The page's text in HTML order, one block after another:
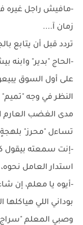
-مافيش راجل غيره
زمان آ....
تردد قبل أن يتابع
-الحاج "بدير" وابنه
على أول السوق
النظر في وجه
مدى الغضب العارم
تساءل "محرز" بلهجةٍ
-إنت سمعته بيقول
استدار العامل
-أيوه يا معلم، إن
بوداني اللي هياكلها
وصبي المعلم